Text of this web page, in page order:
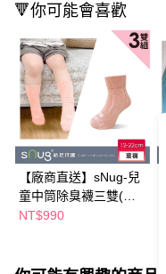
🔻你可能會喜歡
【廠商直送】sNug-兒
童中筒除臭襪三雙(蜜
桃橘)-多尺寸任選
NT$990